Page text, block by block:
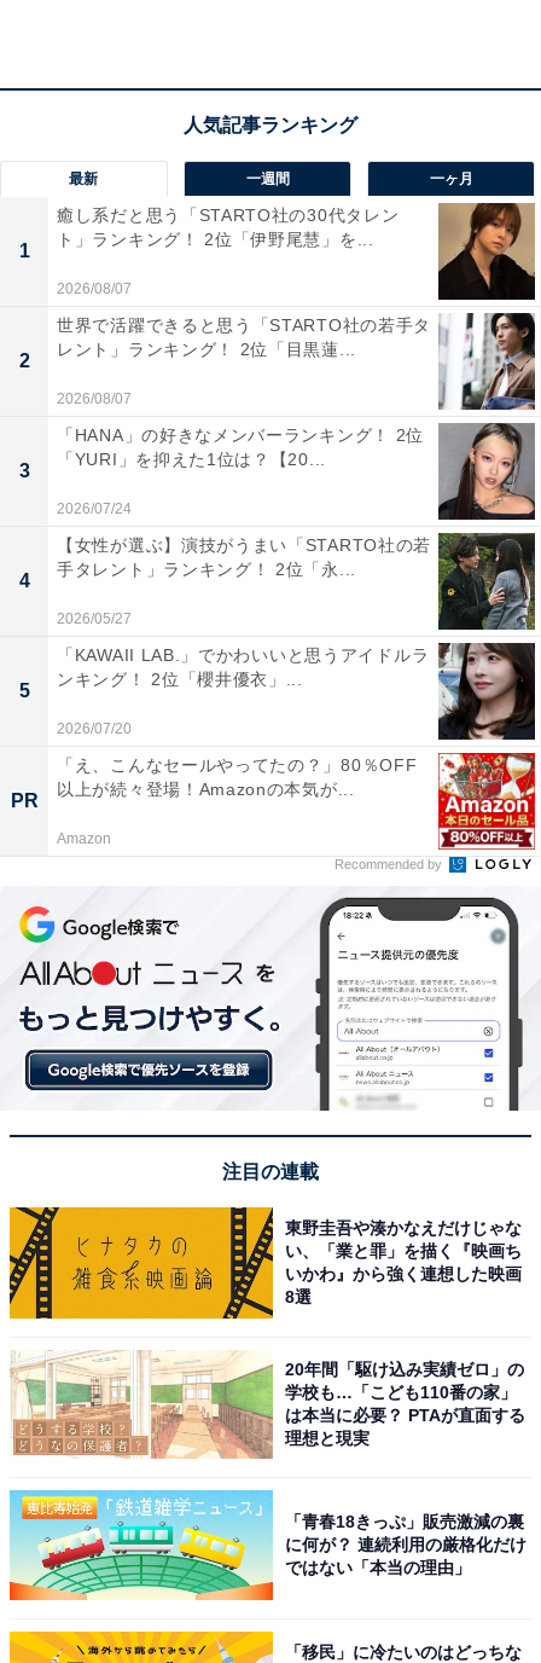
第2位：兵庫県豊岡市
第2位は「兵庫県豊岡市」でした。兵庫県の北東部にあ
り、北は日本海に面し、東は京都府に接しています。市
のおよそ8割を森林が占め、中央部には円山川が流れる
など、自然豊かな土地です。
観光では城崎温泉をはじめ、神鍋スキー場や出石城下町
などが人気を博しています。地場産業としては、かばん
や出石焼などの生産が盛んです。SMOUTでは「地域お
こし協力隊」に関する個性的なプロジェクトが注目を集
めていました。
第1位は「長野県伊那市」でした。長野県の南部にあ
アルプスに囲まれ、天竜川や三峰川が流れる風光明媚な
土地です。米や野菜などの農業も盛んに行われていま
す。
中央自動車道や国道153号など、交通網が整備されてお
り、東京や名古屋からのアクセスも良好。観光資源とし
ては、高遠城址公園の桜や、高遠そばなどが知られてい
られるプロジェクトが人気を集めていました。
＞10位までのランキング結果を見る
最新 一週間 一ヶ月
1
癒し系だと思う「STARTO社の30代タレン
ト」ランキング！ 2位「伊野尾慧」を...
2026/08/07
2
世界で活躍できると思う「STARTO社の若手タ
レント」ランキング！ 2位「目黒蓮...
2026/08/07
3
「HANA」の好きなメンバーランキング！ 2位
「YURI」を抑えた1位は？【20...
2026/07/24
4
【女性が選ぶ】演技がうまい「STARTO社の若
手タレント」ランキング！ 2位「永...
2026/05/27
5
「KAWAII LAB.」でかわいいと思うアイドルラ
ンキング！ 2位「櫻井優衣」...
2026/07/20
PR
「え、こんなセールやってたの？」80％OFF
以上が続々登場！Amazonの本気が...
Amazon
Recommended by
注目の連載
東野圭吾や湊かなえだけじゃな
い、「業と罪」を描く『映画ち
いかわ』から強く連想した映画
8選
20年間「駆け込み実績ゼロ」の
学校も…「こども110番の家」
は本当に必要？ PTAが直面する
理想と現実
「青春18きっぷ」販売激減の裏
に何が？ 連続利用の厳格化だけ
ではない「本当の理由」
「移民」に冷たいのはどっちな